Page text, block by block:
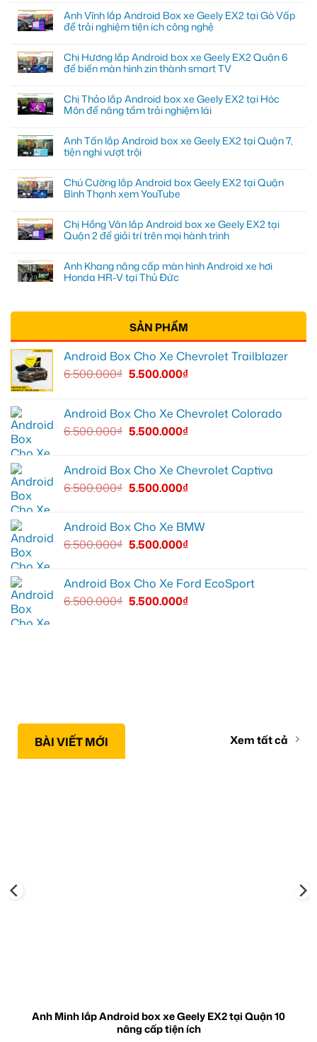
Anh Vĩnh lắp Android Box xe Geely EX2 tại Gò Vấp
để trải nghiệm tiện ích công nghệ
Chị Hương lắp Android box xe Geely EX2 Quận 6
để biến màn hình zin thành smart TV
Chị Thảo lắp Android box xe Geely EX2 tại Hóc
Môn để nâng tầm trải nghiệm lái
Anh Tấn lắp Android box xe Geely EX2 tại Quận 7,
tiện nghi vượt trội
Chú Cường lắp Android box Geely EX2 tại Quận
Bình Thạnh xem YouTube
Chị Hồng Vân lắp Android box xe Geely EX2 tại
Quận 2 để giải trí trên mọi hành trình
Anh Khang nâng cấp màn hình Android xe hơi
Honda HR-V tại Thủ Đức
SẢN PHẨM
Android Box Cho Xe Chevrolet Trailblazer
6.500.000₫ 5.500.000₫
Android Box Cho Xe Chevrolet Colorado
6.500.000₫ 5.500.000₫
Android Box Cho Xe Chevrolet Captiva
6.500.000₫ 5.500.000₫
Android Box Cho Xe BMW
6.500.000₫ 5.500.000₫
Android Box Cho Xe Ford EcoSport
6.500.000₫ 5.500.000₫
BÀI VIẾT MỚI Xem tất cả
Anh Minh lắp Android box xe Geely EX2 tại Quận 10
nâng cấp tiện ích